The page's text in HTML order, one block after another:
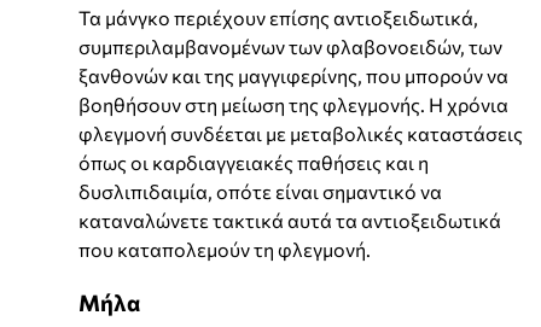
Τα μάνγκο περιέχουν επίσης αντιοξειδωτικά,
συμπεριλαμβανομένων των φλαβονοειδών, των
ξανθονών και της μαγγιφερίνης, που μπορούν να
βοηθήσουν στη μείωση της φλεγμονής. Η χρόνια
φλεγμονή συνδέεται με μεταβολικές καταστάσεις
όπως οι καρδιαγγειακές παθήσεις και η
δυσλιπιδαιμία, οπότε είναι σημαντικό να
καταναλώνετε τακτικά αυτά τα αντιοξειδωτικά
που καταπολεμούν τη φλεγμονή.
Μήλα